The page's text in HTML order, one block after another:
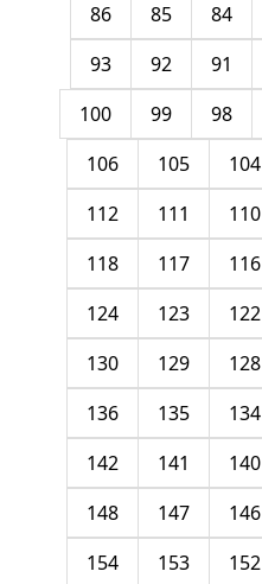
84
85
86
91
92
93
98
99
100
104
105
106
110
111
112
116
117
118
122
123
124
128
129
130
134
135
136
140
141
142
146
147
148
152
153
154